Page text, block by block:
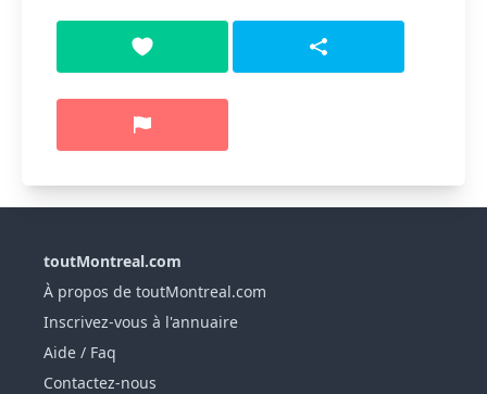
toutMontreal.com
À propos de toutMontreal.com
Inscrivez-vous à l'annuaire
Aide / Faq
Contactez-nous